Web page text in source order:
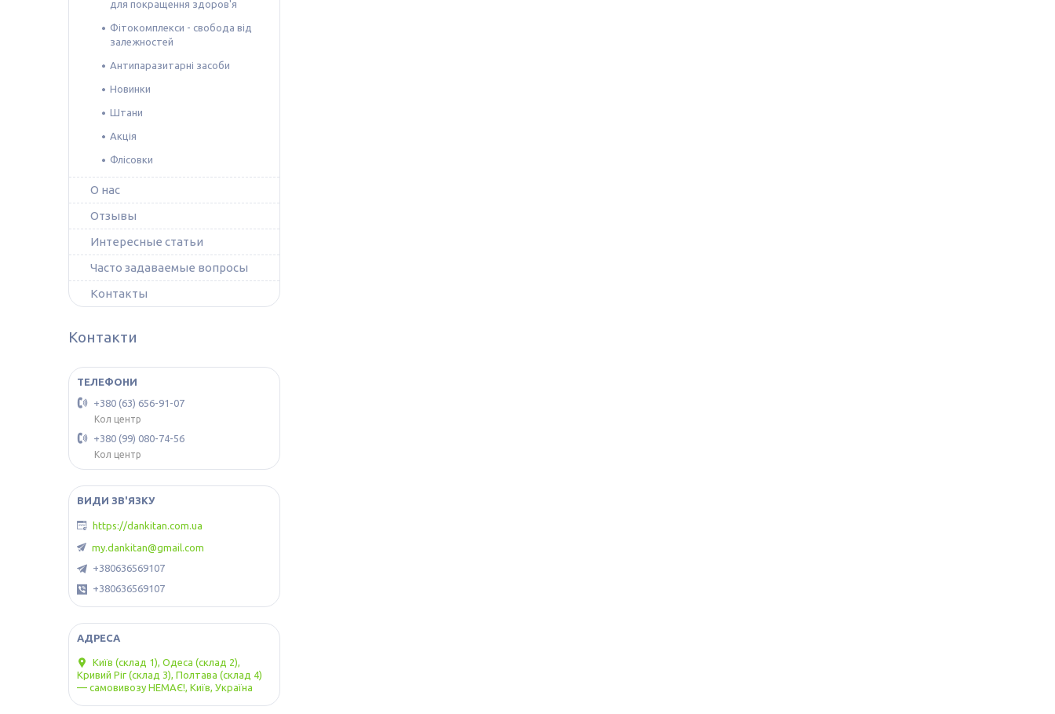
для покращення здоров'я
Фітокомплекси - свобода від
залежностей
Антипаразитарні засоби
Новинки
Штани
Акція
Флісовки
О нас
Отзывы
Интересные статьи
Часто задаваемые вопросы
Контакты
Контакти
+380 (63) 656-91-07
Кол центр
+380 (99) 080-74-56
Кол центр
https://dankitan.com.ua
my.dankitan@gmail.com
+380636569107
+380636569107
Київ (склад 1), Одеса (склад 2),
Кривий Ріг (склад 3), Полтава (склад 4)
— самовивозу НЕМАЄ!, Київ, Україна